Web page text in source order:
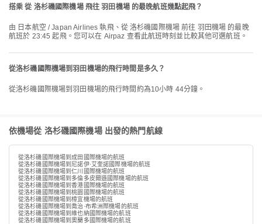
搭乘 從 洛杉磯國際機場 飛往 羽田機場 的最晚航班幾點起飛？
由 日本航空 / Japan Airlines 執飛、從 洛杉磯國際機場 前往 羽田機場 的最晚
航班於 23:45 起飛。您可以在 Airpaz 查看此航班時刻並比較其他可選航班。
從洛杉磯國際機場到羽田機場的飛行時間是多久？
從洛杉磯國際機場到羽田機場的飛行時間約為10小時 44分鐘。
依機場從 洛杉磯國際機場 出發的熱門航線
從洛杉磯國際機場到成田國際機場的航班
從洛杉磯國際機場到尼諾伊·艾奎諾國際機場的航班
從洛杉磯國際機場到仁川國際機場的航班
從洛杉磯國際機場到多倫多皮爾遜國際機場的航班
從洛杉磯國際機場到香港國際機場的航班
從洛杉磯國際機場到桃園國際機場的航班
從洛杉磯國際機場到樟宜機場的航班
從洛杉磯國際機場到喬治·布希洲際機場的航班
從洛杉磯國際機場到維也納國際機場的航班
從洛杉磯國際機場到奧蘭多國際機場的航班